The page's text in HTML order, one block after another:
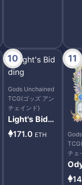
10
Gods Unchained
TCG(ゴッズ アン
チェインド)
Light's Biddi
ng
171.0 ETH
11
チェ